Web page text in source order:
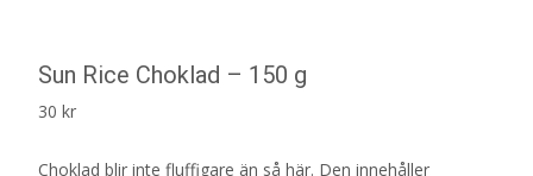
Sun Rice Choklad – 150 g
30 kr
Choklad blir inte fluffigare än så här. Den innehåller